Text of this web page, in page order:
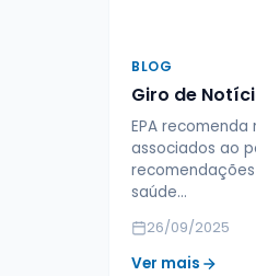
BLOG
Giro de
EPA
associados ao
saúde…
26/09/2025
Ver mais